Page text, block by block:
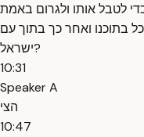
לטבל אותו ולגרום באמת
בתוכנו ואחר כך בתוך עם
ישראל?
10:31
Speaker A
הצי
10:47